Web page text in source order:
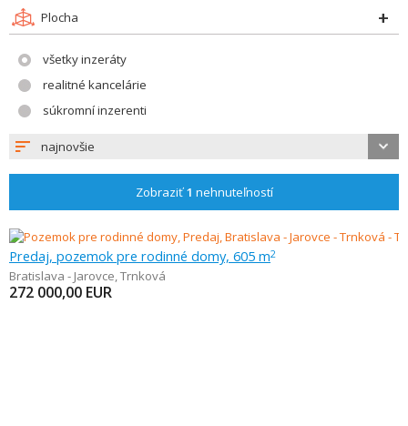
Plocha
všetky inzeráty
realitné kancelárie
súkromní inzerenti
najnovšie
Zobraziť1 nehnuteľností
Predaj, pozemok pre rodinné domy, 605 m2
Bratislava - Jarovce,Trnková
272 000,00 EUR